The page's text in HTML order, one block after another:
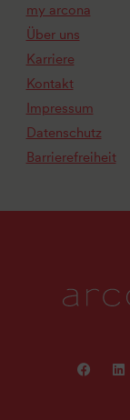
my arcona
Über uns
Karriere
Kontakt
Impressum
Datenschutz
Barrierefreiheit